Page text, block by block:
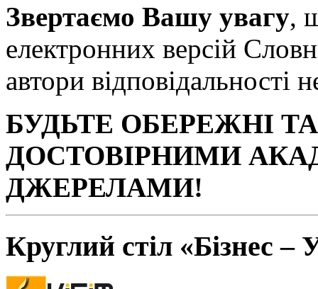
Звертаємо Вашу увагу,
електронних версій
автори відповідальності
БУДЬТЕ ОБЕРЕЖНІ
ДОСТОВІРНИМИ
ДЖЕРЕЛАМИ!
Круглий стіл «Бізнес –